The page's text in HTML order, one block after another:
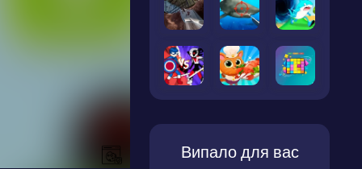
Випало для вас